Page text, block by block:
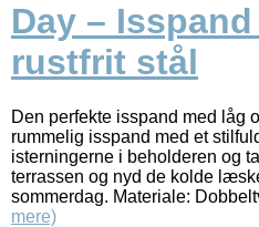
Day –
rustfrit stål
Den perfekte isspand med låg
rummelig isspand med et
isterningerne i beholderen og
terrassen og nyd de kolde
sommerdag. Materiale:
mere)